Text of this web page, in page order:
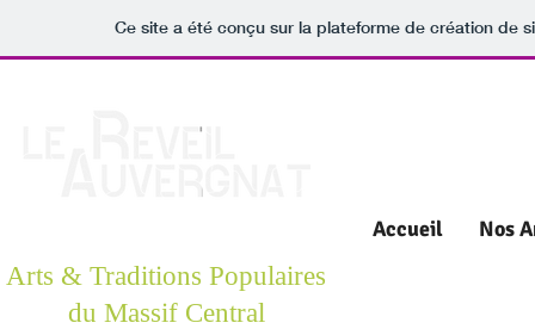
Ce site a été conçu sur la plateforme de création de
Arts & Traditions Populaires
du Massif Central
Accueil Nos